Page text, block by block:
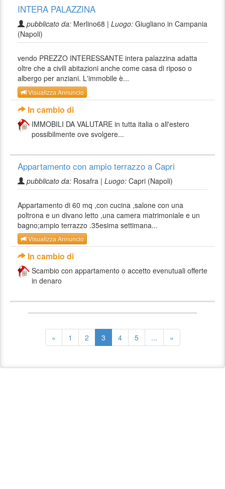
INTERA PALAZZINA
pubblicato da: Merlino68 | Luogo: Giugliano in Campania
(Napoli)
vendo PREZZO INTERESSANTE intera palazzina adatta
oltre che a civili abitazioni anche come casa di riposo o
albergo per anziani. L'immobile è...
Visualizza Annuncio
In cambio di
IMMOBILI DA VALUTARE in tutta italia o all'estero
possibilmente ove svolgere...
Appartamento con ampio terrazzo a Capri
pubblicato da: Rosafra | Luogo: Capri (Napoli)
Appartamento di 60 mq ,con cucina ,salone con una
poltrona e un divano letto ,una camera matrimoniale e un
bagno;ampio terrazzo .35esima settimana...
Visualizza Annuncio
In cambio di
Scambio con appartamento o accetto evenutuali offerte
in denaro
« 1 2 3 4 5 ... »